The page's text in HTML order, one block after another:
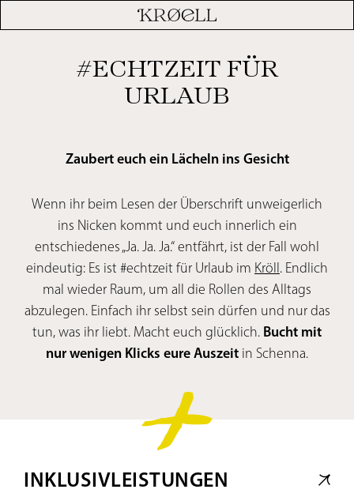
#ECHTZEIT FÜR
URLAUB
Zaubert euch ein Lächeln ins Gesicht
Wenn ihr beim Lesen der Überschrift unweigerlich
ins Nicken kommt und euch innerlich ein
entschiedenes „Ja. Ja. Ja.“ entfährt, ist der Fall wohl
eindeutig: Es ist #echtzeit für Urlaub im Kröll. Endlich
mal wieder Raum, um all die Rollen des Alltags
abzulegen. Einfach ihr selbst sein dürfen und nur das
tun, was ihr liebt. Macht euch glücklich. Bucht mit
nur wenigen Klicks eure Auszeit in Schenna.
INKLUSIVLEISTUNGEN